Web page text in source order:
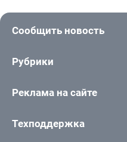
Сообщить новость
Рубрики
Реклама на сайте
Техподдержка